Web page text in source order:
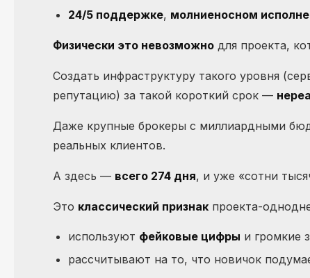
24/5 поддержке, молниеносном
Физически это невозможно для проекта,
Создать инфраструктуру такого уровня
репутацию) за такой короткий срок —
Даже крупные брокеры с миллиардными
реальных клиентов.
А здесь — всего 274 дня, и уже «сотни
Это классический признак проекта-
используют фейковые цифры и громкие
рассчитывают на то, что новичок